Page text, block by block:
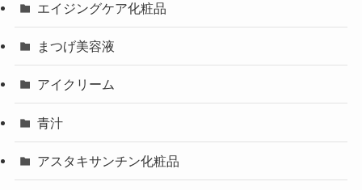
エイジングケア化粧品
まつげ美容液
アイクリーム
青汁
アスタキサンチン化粧品